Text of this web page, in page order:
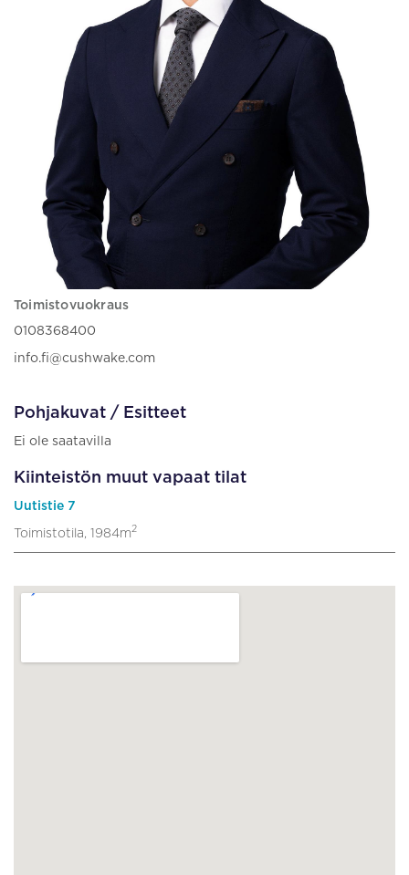
Toimistovuokraus
0108368400
info.fi@cushwake.com
Pohjakuvat / Esitteet
Ei ole saatavilla
Kiinteistön muut vapaat tilat
Uutistie 7
Toimistotila, 1984m2